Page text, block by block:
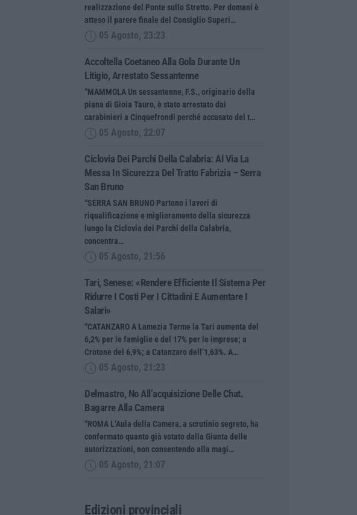
realizzazione del Ponte sullo Stretto. Per domani è
atteso il parere finale del Consiglio Superi…
05 Agosto, 23:23
Accoltella Coetaneo Alla Gola Durante Un
Litigio, Arrestato Sessantenne
“MAMMOLA Un sessantenne, F.S., originario della
piana di Gioia Tauro, è stato arrestato dai
carabinieri a Cinquefrondi perché accusato del t…
05 Agosto, 22:07
Ciclovia Dei Parchi Della Calabria: Al Via La
Messa In Sicurezza Del Tratto Fabrizia – Serra
San Bruno
“SERRA SAN BRUNO Partono i lavori di
riqualificazione e miglioramento della sicurezza
lungo la Ciclovia dei Parchi della Calabria,
concentra…
05 Agosto, 21:56
Tari, Senese: «Rendere Efficiente Il Sistema Per
Ridurre I Costi Per I Cittadini E Aumentare I
Salari»
“CATANZARO A Lamezia Terme la Tari aumenta del
6,2% per le famiglie e del 17% per le imprese; a
Crotone del 6,9%; a Catanzaro dell’1,63%. A…
05 Agosto, 21:23
Delmastro, No All’acquisizione Delle Chat.
Bagarre Alla Camera
“ROMA L’Aula della Camera, a scrutinio segreto, ha
confermato quanto già votato dalla Giunta delle
autorizzazioni, non consentendo alla magi…
05 Agosto, 21:07
Edizioni provinciali